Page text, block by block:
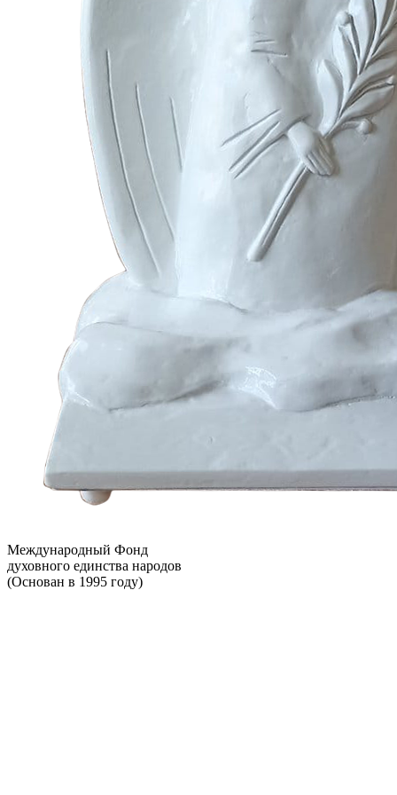
Международный Фонд
духовного единства народов
(Основан в 1995 году)